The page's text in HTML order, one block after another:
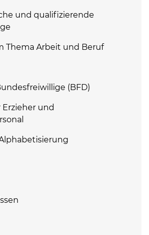
und qualifizierende
Thema Arbeit und Beruf
(BFD)
und